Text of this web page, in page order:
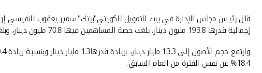
إجمالية قدرها 193.8 مليون دينار، بلغت حصة المساهمين فيها 70.8 مليون دينار، وبلغت ربحية السهم حتى الربع الثالث من العام الجاري 26.6 فلسا.
18.4% عن نفس الفترة من العام السابق.